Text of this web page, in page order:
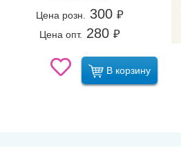
Цена розн.
300 ₽
Цена опт. 280 ₽
В корзину